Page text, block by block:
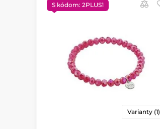
S kódom: 2PLUS1
Varianty (1)